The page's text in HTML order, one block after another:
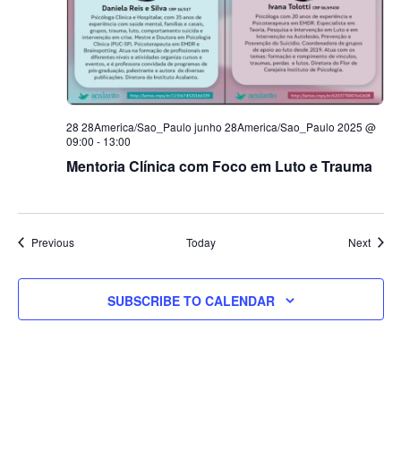
28 28America/Sao_Paulo junho 28America/Sao_Paulo 2025 @
09:00 - 13:00
Mentoria Clínica com Foco em Luto e Trauma
PreviousEvents Today Next
SUBSCRIBE TO CALENDAR